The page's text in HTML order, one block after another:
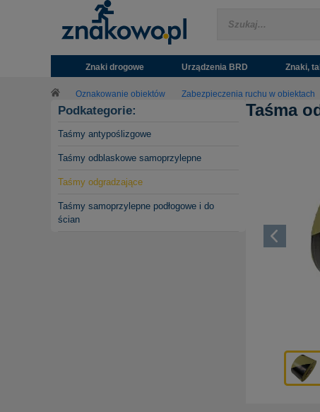
Znaki drogowe Urządzenia BRD Znaki,
Oznakowanie obiektów Zabezpieczenia ruchu w obiektach
Podkategorie:
Taśmy antypoślizgowe
Taśmy odblaskowe samoprzylepne
Taśmy odgradzające
Taśmy samoprzylepne podłogowe i do
ścian
Taśma